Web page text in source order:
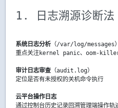
1. 日志溯源诊断法
系统日志分析（/var/log/messages）
重点关注kernel panic、 oom-
审计日志审查（audit.log）
定位是否有未授权的关机命令执行
云平台操作日志
通过控制台历史记录回溯管理端操作轨